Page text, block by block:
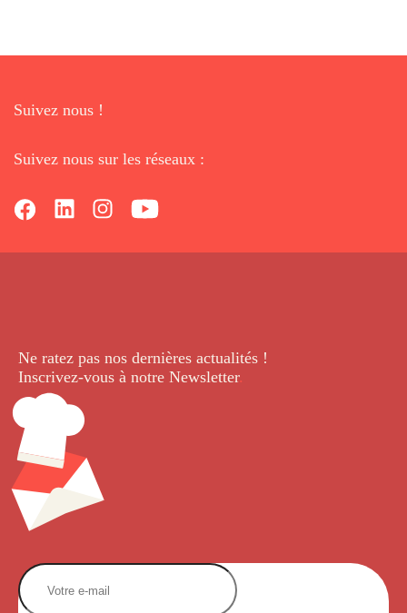
Suivez nous !
Suivez nous sur les réseaux :
Ne ratez pas nos dernières actualités !
Inscrivez-vous à notre Newsletter.